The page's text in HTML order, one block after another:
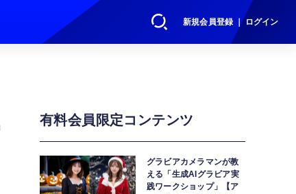
新規会員登録 ｜ ログイン
有料会員限定コンテンツ
グラビアカメラマンが教
える「生成AIグラビア実
践ワークショップ」【ア